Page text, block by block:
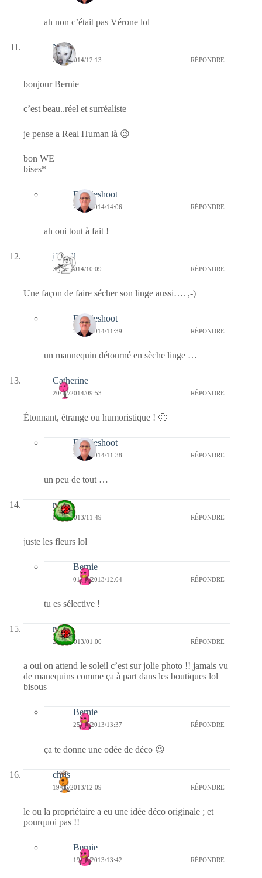
ah non c’était pas Vérone lol
Nays
20/12/2014/12:13 RÉPONDRE
bonjour Bernie
c’est beau..réel et surréaliste
je pense a Real Human là 😉
bon WE
bises*
Bernieshoot
20/12/2014/14:06 RÉPONDRE
ah oui tout à fait !
jill bill
20/12/2014/10:09 RÉPONDRE
Une façon de faire sécher son linge aussi…. ,-)
Bernieshoot
20/12/2014/11:39 RÉPONDRE
un mannequin détourné en sèche linge …
Catherine
20/12/2014/09:53 RÉPONDRE
Étonnant, étrange ou humoristique ! 🙂
Bernieshoot
20/12/2014/11:38 RÉPONDRE
un peu de tout …
nessa
01/07/2013/11:49 RÉPONDRE
juste les fleurs lol
Bernie
01/07/2013/12:04 RÉPONDRE
tu es sélective !
nessa
24/06/2013/01:00 RÉPONDRE
a oui on attend le soleil c’est sur jolie photo !! jamais vu
de manequins comme ça à part dans les boutiques lol
bisous
Bernie
25/06/2013/13:37 RÉPONDRE
ça te donne une odée de déco 😉
chris
19/06/2013/12:09 RÉPONDRE
le ou la propriétaire a eu une idée déco originale ; et
pourquoi pas !!
Bernie
19/06/2013/13:42 RÉPONDRE